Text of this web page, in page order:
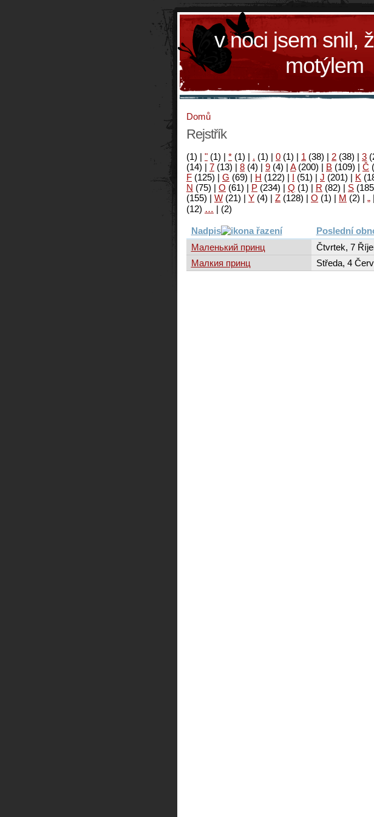
v noci jsem snil,
motýlem
Domů
Rejstřík
(1) | " (1) | * (1) | . (1) | 0 (1) | 1 (38) | 2 (38) | 3
(14) | 7 (13) | 8 (4) | 9 (4) | A(200) | B (109) | Č
F (125) | G (69) | H (122) | I (51) | J (201) | K
N (75) | O (61) | P (234) | Q (1) | R (82) | S
(155) | W (21) | Y (4) | Z (128) | Ο (1) | М (2) | |
„
(2)
|
…
(12)
Nadpis
Poslední
Маленький принц
Čtvrtek, 7
Малкия принц
Středa, 4